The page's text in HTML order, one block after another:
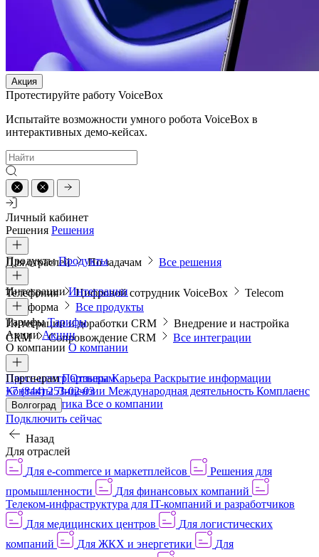
Акция
Протестируйте работу VoiceBox
Испытайте возможности умного робота VoiceBox в
интерактивных демо-кейсах.
Личный кабинет
Решения Решения
Для отраслей По задачам Все решения
ПродуктыПродукты
Телефония Цифровой сотрудник VoiceBox
Telecom
платформа
Все продукты
ИнтеграцииИнтеграции
Интеграции и доработки CRM
Внедрение и настройка
CRM
Сопровождение CRM Все интеграции
ТарифыТарифы
АкцииАкции
О компании О компании
Пресс-центрОтзывыКарьера Раскрытие информации
КонтактыЛицензии Международная деятельность Комплаенс
и деловая этика Все о компании
ПартнерамПартнерам
+7 (844) 253-02-03
Волгоград
Подключить сейчас
Назад
Для отраслей
Для e-commerce и маркетплейсов
Решения для
промышленности
Для финансовых компаний
Телеком-инфраструктура для IT-компаний и разработчиков
Для медицинских центров
Для логистических
компаний
Для ЖКХ и энергетики
Для